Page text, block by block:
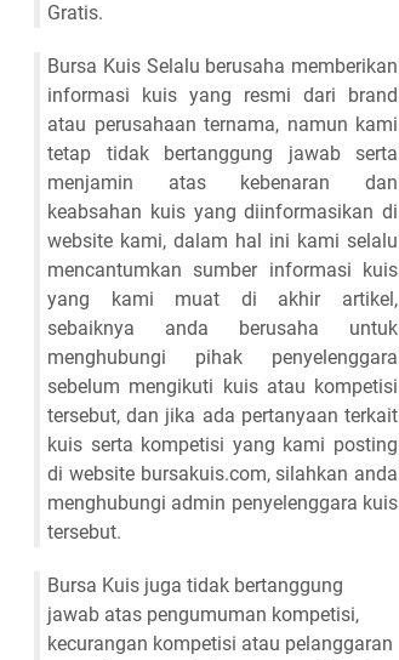
Gratis.
Bursa Kuis Selalu berusaha memberikan
informasi kuis yang resmi dari brand
atau perusahaan ternama, namun kami
tetap tidak bertanggung jawab serta
menjamin atas kebenaran dan
keabsahan kuis yang diinformasikan di
website kami, dalam hal ini kami selalu
mencantumkan sumber informasi kuis
yang kami muat di akhir artikel,
sebaiknya anda berusaha untuk
menghubungi pihak penyelenggara
sebelum mengikuti kuis atau kompetisi
tersebut, dan jika ada pertanyaan terkait
kuis serta kompetisi yang kami posting
di website bursakuis.com, silahkan anda
menghubungi admin penyelenggara kuis
tersebut.
Bursa Kuis juga tidak bertanggung
jawab atas pengumuman kompetisi,
kecurangan kompetisi atau pelanggaran